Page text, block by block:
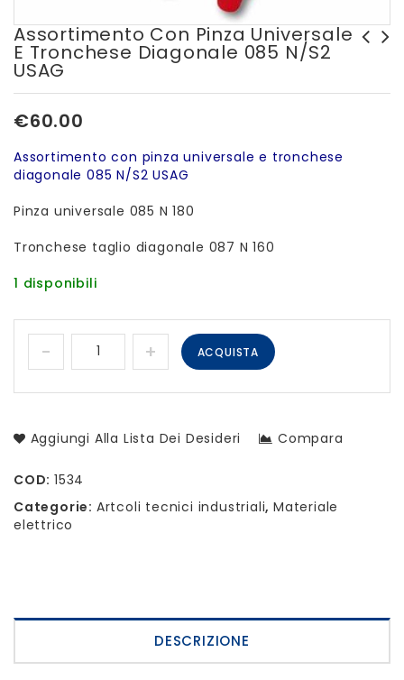
Assortimento Con Pinza Universale
E Tronchese Diagonale 085 N/S2
USAG
€60.00
Assortimento con pinza universale e tronchese
diagonale 085 N/S2 USAG
Pinza universale 085 N 180
Tronchese taglio diagonale 087 N 160
1 disponibili
ACQUISTA
Aggiungi Alla Lista Dei Desideri Compara
COD: 1534
Categorie: Artcoli tecnici industriali,Materiale
elettrico
DESCRIZIONE